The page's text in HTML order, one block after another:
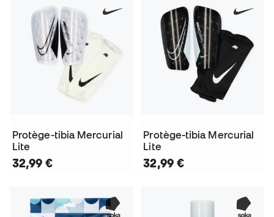
Protège-tibia Mercurial
Lite
32,99 €
Protège-tibia Mercurial
Lite
32,99 €